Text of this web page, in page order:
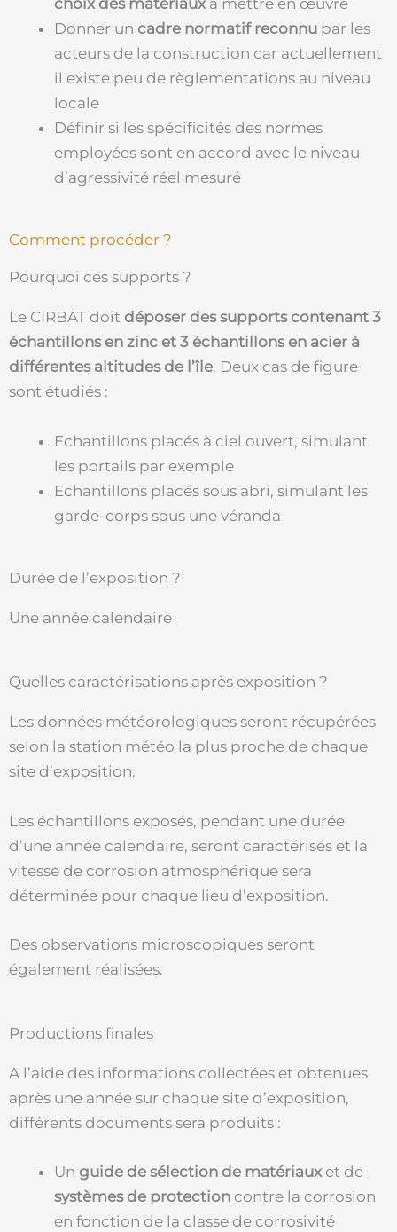
Donner un cadre normatif reconnu par les
acteurs de la construction car actuellement
il existe peu de règlementations au niveau
locale
Définir si les spécificités des normes
employées sont en accord avec le niveau
d’agressivité réel mesuré
Comment procéder ?
Pourquoi ces supports ?
Le CIRBAT doit déposer des supports contenant 3
échantillons en zinc et 3 échantillons en acier à
différentes altitudes de l’île. Deux cas de figure
sont étudiés :
Echantillons placés à ciel ouvert, simulant
les portails par exemple
Echantillons placés sous abri, simulant les
garde-corps sous une véranda
Durée de l’exposition ?
Une année calendaire
Quelles caractérisations après exposition ?
Les données météorologiques seront récupérées
selon la station météo la plus proche de chaque
site d’exposition.
Les échantillons exposés, pendant une durée
d’une année calendaire, seront caractérisés et la
vitesse de corrosion atmosphérique sera
déterminée pour chaque lieu d’exposition.
Des observations microscopiques seront
également réalisées.
Productions finales
A l’aide des informations collectées et obtenues
après une année sur chaque site d’exposition,
différents documents sera produits :
Un guide de sélection de matériaux et de
systèmes de protection contre la corrosion
en fonction de la classe de corrosivité